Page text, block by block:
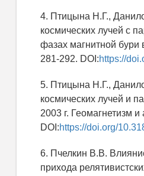
4. Птицына Н.Г.,
космических лучей с
фазах магнитной бури
281-292. DOI:https://
5. Птицына Н.Г.,
космических лучей и
2003 г. Геомагнетизм
DOI:https://doi.org/
6. Пчелкин В.В.
прихода